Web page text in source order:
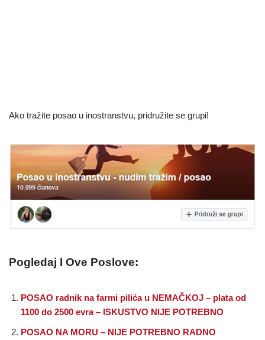
Ako tražite posao u inostranstvu, pridružite se grupi!
Pogledaj I Ove Poslove:
POSAO radnik na farmi pilića u NEMAČKOJ – plata od
1100 do 2500 evra – ISKUSTVO NIJE POTREBNO
POSAO NA MORU – NIJE POTREBNO RADNO